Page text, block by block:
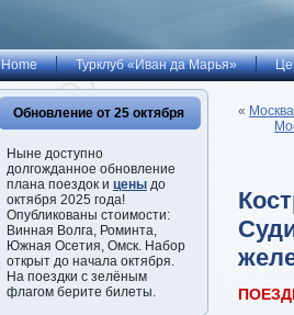
Home Турклуб «Иван да Марья»
Обновление от 25 октября
Ныне доступно
долгожданное обновление
плана поездок и цены до
октября 2025 года!
Опубликованы стоимости:
Винная Волга, Роминта,
Южная Осетия, Омск. Набор
открыт до начала октября.
На поездки с зелёным
флагом берите билеты.
«